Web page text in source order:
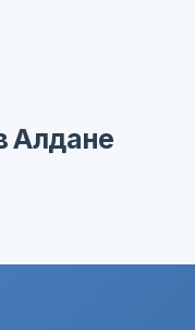
Алдане